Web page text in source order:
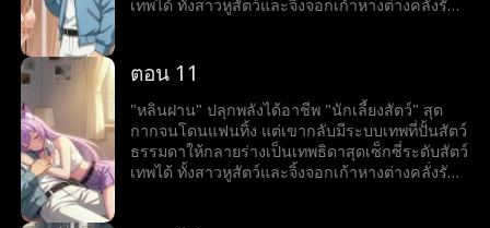
เทพได้ ทั้งสาวหูสัตว์และจิ้งจอกเก้าหางต่างคลั่งรัก
เป็นใหญ่ในโลก
ตอน 11
"หลินฝาน" ปลุกพลังได้อาชีพ "นักเลี้ยงสัตว์" สุด
กากจนโดนแฟนทิ้ง แต่เขากลับมีระบบเทพที่ปั้นสัตว์
ธรรมดาให้กลายร่างเป็นเทพธิดาสุดเซ็กซี่ระดับสัตว์
เทพได้ ทั้งสาวหูสัตว์และจิ้งจอกเก้าหางต่างคลั่งรัก